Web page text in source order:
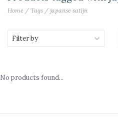
Home / Tags / japanse satijn
Filter by
No products found...